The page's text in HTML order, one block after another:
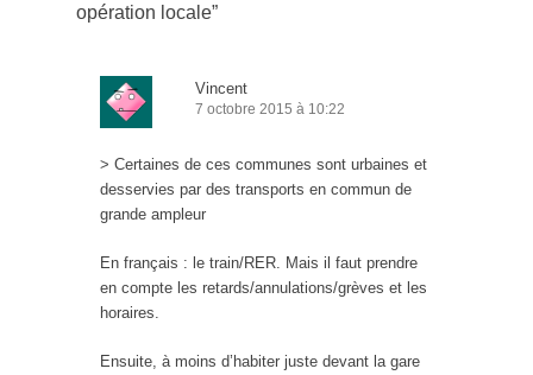
opération locale”
Vincent
7 octobre 2015 à 10:22
> Certaines de ces communes sont urbaines et
desservies par des transports en commun de
grande ampleur
En français : le train/RER. Mais il faut prendre
en compte les retards/annulations/grèves et les
horaires.
Ensuite, à moins d’habiter juste devant la gare